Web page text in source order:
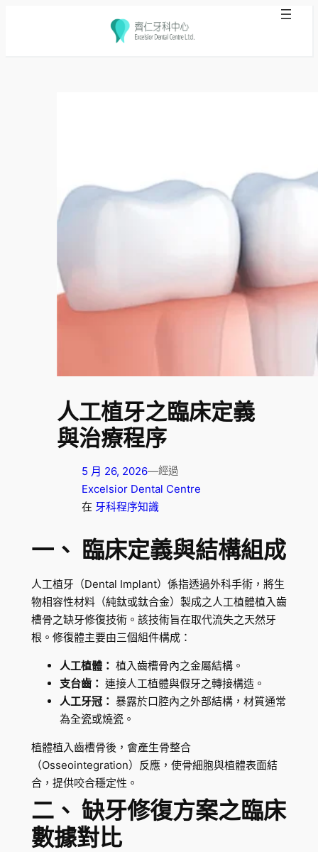
人工植牙之臨床定義
與治療程序
5 月 26, 2026—經過
Excelsior Dental Centre
在 牙科程序知識
一、 臨床定義與結構組成
人工植牙（Dental Implant）係指透過外科手術，將生
物相容性材料（純鈦或鈦合金）製成之人工植體植入齒
槽骨之缺牙修復技術。該技術旨在取代流失之天然牙
根。修復體主要由三個組件構成：
人工植體： 植入齒槽骨內之金屬結構。
支台齒： 連接人工植體與假牙之轉接構造。
人工牙冠： 暴露於口腔內之外部結構，材質通常
為全瓷或燒瓷。
植體植入齒槽骨後，會產生骨整合
（Osseointegration）反應，使骨細胞與植體表面結
合，提供咬合穩定性。
二、 缺牙修復方案之臨床
數據對比